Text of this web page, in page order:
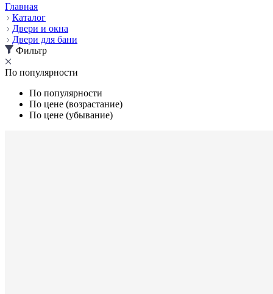
Главная
Каталог
Двери и окна
Двери для бани
Фильтр
По популярности
По популярности
По цене (возрастание)
По цене (убывание)